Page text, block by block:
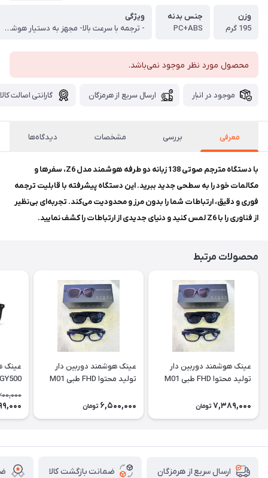
وزن
195 گرم
جنس بدنه
PC+ABS
ویژگی
- ترجمه با سرعت بالا- مجهز به دستیار هوشیار
محصول مورد نظر موجود نمی‌باشد.
موجود در انبار ارسال سریع از هرمزگان گارانتی اصالت کالا
معرفی بررسی مشخصات دیدگاه‌ها
با دستگاه مترجم صوتی 138 زبانه دو طرفه هوشمند مدل Z6، سفرها و
مکالمات خود را به سطحی جدید ببرید. این دستگاه پیشرفته با قابلیت ترجمه
فوری و دقیق، ارتباطات شما را بدون مرز و محدودیت می‌کند. تجربه‌ای بی‌نظیر
از فناوری را با Z6 لمس کنید و دنیای جدیدی از ارتباطات را کشف نمایید.
محصولات مرتبط
عینک هوشمند دوربین دار
تولید محتوا FHD طبی M01
7,389,000 تومان
عینک هوشمند دوربین دار
تولید محتوا FHD طبی M01
6,500,000 تومان
ارسال سریع از هرمزگان ضمانت بازگشت کالا